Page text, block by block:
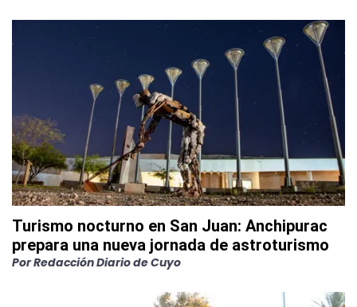
Turismo nocturno en San Juan: Anchipurac
prepara una nueva jornada de astroturismo
PorRedacción Diario de Cuyo